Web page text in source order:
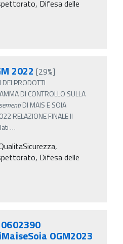
Difesa delle
2022 [29%]
DEI PRODOTTI
DI CONTROLLO SULLA
sementiDI MAIS E SOIA
RELAZIONE FINALE Il
…
Difesa delle
0602390
OGM2023